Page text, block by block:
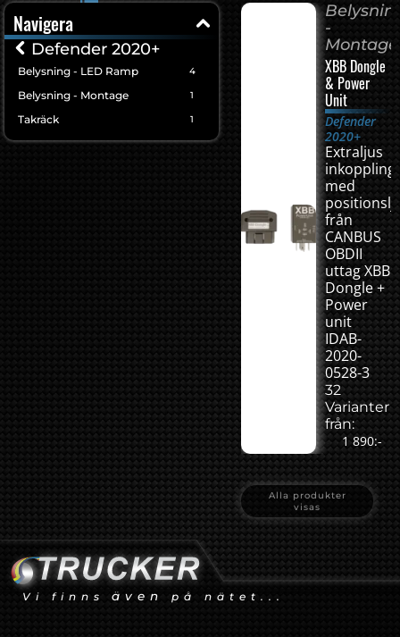
Navigera
Defender 2020+
Belysning - LED Ramp 4
Belysning - Montage 1
Takräck 1
-
Montage
XBB Dongle
& Power
Unit
Defender
2020+
Extraljus
inkoppling
med
från
CANBUS
OBDII
uttag XBB
Dongle +
Power
unit
IDAB-
2020-
0528-3
32
Varianter
från:
1 890:-
Alla produkter
visas
Vi finns även på nätet...